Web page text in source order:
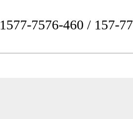
1577-7576-460 / 157-